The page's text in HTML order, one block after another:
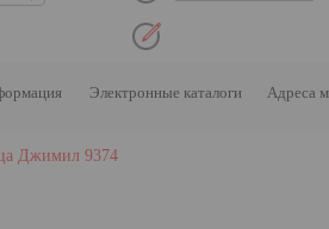
Электронные каталоги Адреса
Джимил 9374